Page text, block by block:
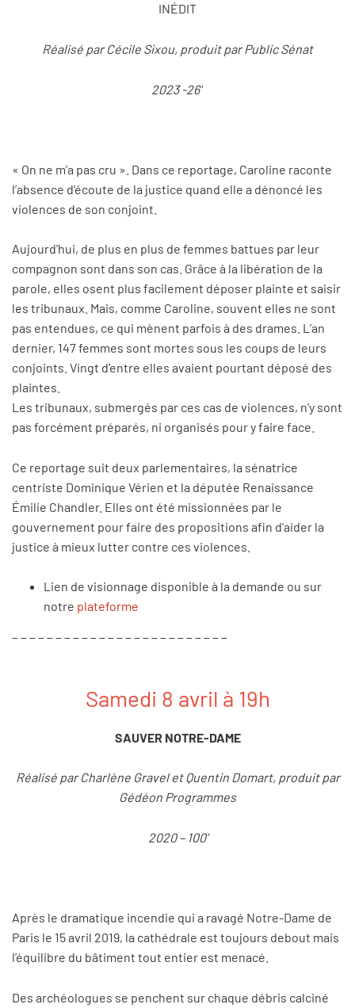
INÉDIT
Réalisé par Cécile Sixou, produit par Public Sénat
2023 -26'
« On ne m’a pas cru ». Dans ce reportage, Caroline raconte
l’absence d’écoute de la justice quand elle a dénoncé les
violences de son conjoint.
Aujourd'hui, de plus en plus de femmes battues par leur
compagnon sont dans son cas. Grâce à la libération de la
parole, elles osent plus facilement déposer plainte et saisir
les tribunaux. Mais, comme Caroline, souvent elles ne sont
pas entendues, ce qui mènent parfois à des drames. L’an
dernier, 147 femmes sont mortes sous les coups de leurs
conjoints. Vingt d’entre elles avaient pourtant déposé des
plaintes.
Les tribunaux, submergés par ces cas de violences, n’y sont
pas forcément préparés, ni organisés pour y faire face.
Ce reportage suit deux parlementaires, la sénatrice
centriste Dominique Vérien et la députée Renaissance
Émilie Chandler. Elles ont été missionnées par le
gouvernement pour faire des propositions afin d’aider la
justice à mieux lutter contre ces violences.
Lien de visionnage disponible à la demande ou sur
notre plateforme
Samedi 8 avril à 19h
SAUVER NOTRE-DAME
Réalisé par Charlène Gravel et Quentin Domart, produit par
Gédéon Programmes
2020 – 100’
Après le dramatique incendie qui a ravagé Notre-Dame de
Paris le 15 avril 2019, la cathédrale est toujours debout mais
l’équilibre du bâtiment tout entier est menacé.
Des archéologues se penchent sur chaque débris calciné